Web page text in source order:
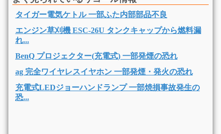
タイガー電気ケトル 一部ふた内部部品不良
エンジン草刈機 ESC-26U タンクキャップから燃料漏
れ...
BenQ プロジェクター(充電式) 一部発煙の恐れ
ag 完全ワイヤレスイヤホン 一部発煙・発火の恐れ
充電式LEDジョーハンドランプ 一部焼損事故発生の
恐...